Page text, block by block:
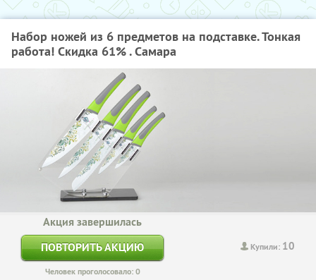
Набор ножей из 6 предметов на подставке. Тонкая
работа! Скидка 61% . Самара
Купили: 10
Акция завершилась
ПОВТОРИТЬ АКЦИЮ
Человек проголосовало: 0